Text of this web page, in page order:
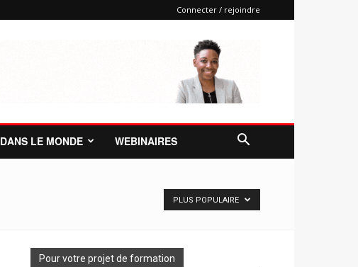
Connecter / rejoindre
DANS LE MONDE WEBINAIRES
PLUS POPULAIRE
Pour votre projet de formation